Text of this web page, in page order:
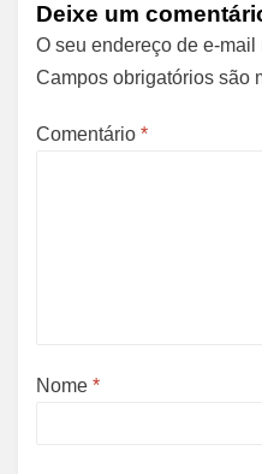
Deixe um
O seu endereço de e-
Campos obrigatórios são
Comentário *
Nome *